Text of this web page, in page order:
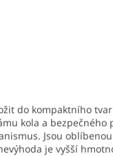
do kompaktního
kola a bezpečného
Jsou
je vyšší